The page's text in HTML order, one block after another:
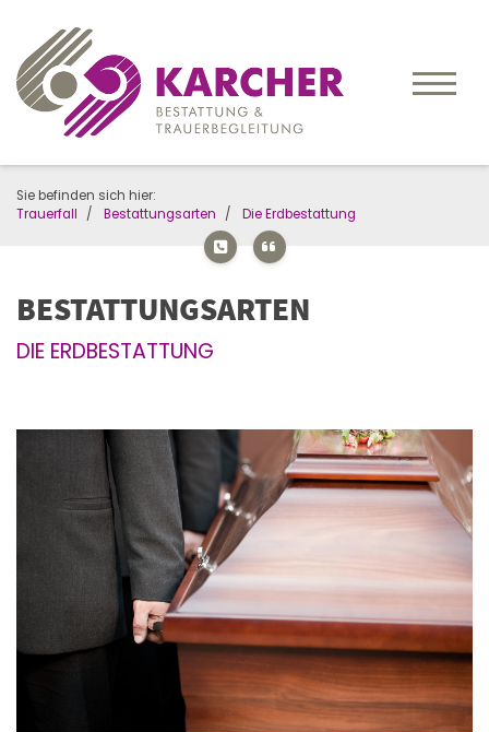
Sie befinden sich hier:
Trauerfall
Bestattungsarten Die Erdbestattung
BESTATTUNGSARTEN
DIE ERDBESTATTUNG